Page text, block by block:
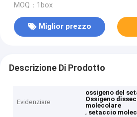
MOQ：1box
Miglior prezzo
Descrizione Di Prodotto
Evidenziare
ossigeno del
Ossigeno
molecolare
, setaccio